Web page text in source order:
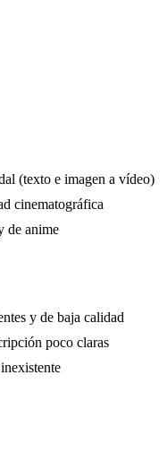
(texto e imagen a vídeo)
cinematográfica
de anime
y de baja calidad
poco claras